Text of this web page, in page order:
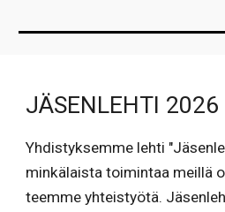
JÄSENLEHTI 2026
Yhdistyksemme lehti
minkälaista toimintaa meillä
teemme yhteistyötä.